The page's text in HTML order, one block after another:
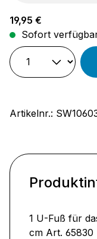
Regulärer Preis:
19,95 €
Sofort
Artikelnr.:
1 U-Fuß für
cm Art. 65830